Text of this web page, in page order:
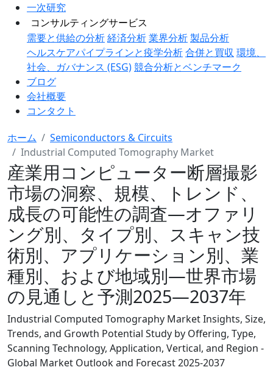
一次研究
コンサルティングサービス
需要と供給の分析経済分析業界分析製品分析
ヘルスケアパイプラインと疫学分析合併と買収 環境、
社会、ガバナンス (ESG)競合分析とベンチマーク
ブログ
会社概要
コンタクト
ホーム
Semiconductors & Circuits
Industrial Computed Tomography Market
産業用コンピューター断層撮影
市場の洞察、規模、トレンド、
成長の可能性の調査―オファリ
ング別、タイプ別、スキャン技
術別、アプリケーション別、業
種別、および地域別―世界市場
の見通しと予測2025―2037年
Industrial Computed Tomography Market Insights, Size,
Trends, and Growth Potential Study by Offering, Type,
Scanning Technology, Application, Vertical, and Region -
Global Market Outlook and Forecast 2025-2037